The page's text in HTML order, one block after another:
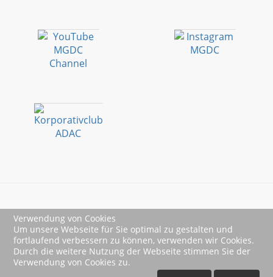
Impressum
Datenschutz
Verwendung von Cookies
Um unsere Webseite für Sie optimal zu gestalten und
fortlaufend verbessern zu können, verwenden wir Cookies.
Durch die weitere Nutzung der Webseite stimmen Sie der
Verwendung von Cookies zu.